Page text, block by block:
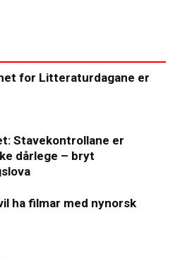
for Litteraturdagane er
Stavekontrollane er
dårlege – bryt
ha filmar med nynorsk